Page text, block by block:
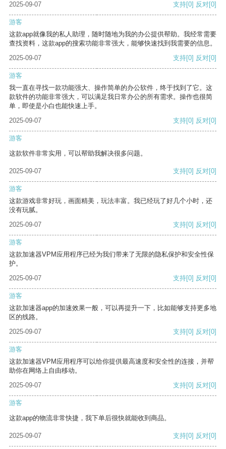
2025-09-07 支持[0] 反对[0]
游客
这款app就像我的私人助理，随时随地为我的办公提供帮助。我经常需要
查找资料，这款app的搜索功能非常强大，能够快速找到我需要的信息。
2025-09-07
支持[0] 反对[0]
游客
我一直在寻找一款功能强大、操作简单的办公软件，终于找到了它。这
款软件的功能非常强大，可以满足我日常办公的所有需求。操作也很简
单，即使是小白也能快速上手。
2025-09-07
支持[0] 反对[0]
游客
这款软件非常实用，可以帮助我解决很多问题。
2025-09-07 支持[0] 反对[0]
游客
这款游戏非常好玩，画面精美，玩法丰富。我已经玩了好几个小时，还
没有玩腻。
2025-09-07
支持[0] 反对[0]
游客
这款加速器VPM应用程序已经为我们带来了无限的隐私保护和安全性保
护。
2025-09-07
支持[0] 反对[0]
游客
这款加速器app的加速效果一般，可以再提升一下，比如能够支持更多地
区的线路。
2025-09-07
支持[0] 反对[0]
游客
这款加速器VPM应用程序可以给你提供最高速度和安全性的连接，并帮
助你在网络上自由移动。
2025-09-07
支持[0] 反对[0]
游客
这款app的物流非常快捷，我下单后很快就能收到商品。
2025-09-07 支持[0] 反对[0]